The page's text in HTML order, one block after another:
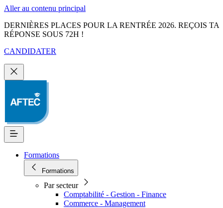
Aller au contenu principal
DERNIÈRES PLACES POUR LA RENTRÉE 2026. REÇOIS TA
RÉPONSE SOUS 72H !
CANDIDATER
Formations
Formations
Par secteur
Comptabilité - Gestion - Finance
Commerce - Management